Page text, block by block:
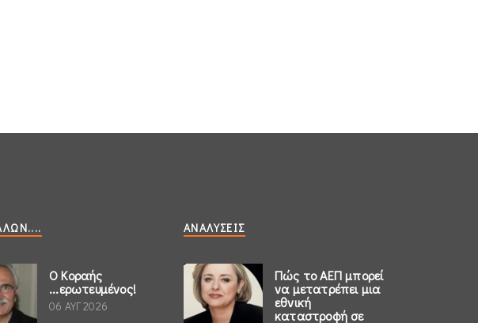
Ο Κοραής
...ερωτευμένος!
06 ΑΥΓ 2026
ΑΝΑΛΎΣΕΙΣ
Πώς το ΑΕΠ μπορεί
να μετατρέπει μια
εθνική
καταστροφή σε